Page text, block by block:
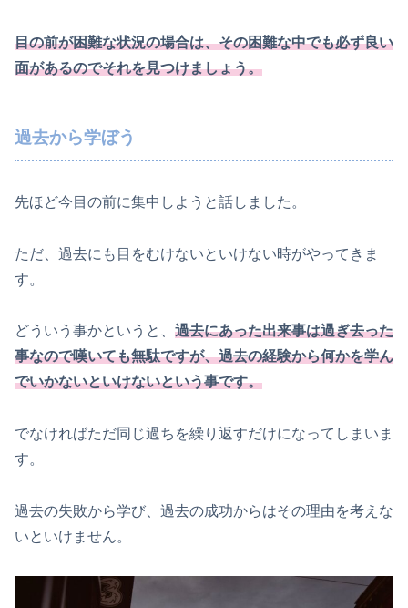
目の前が困難な状況の場合は、その困難な中でも必ず良い
面があるのでそれを見つけましょう。
過去から学ぼう
先ほど今目の前に集中しようと話しました。
ただ、過去にも目をむけないといけない時がやってきま
す。
どういう事かというと、 過去にあった出来事は過ぎ去った
事なので嘆いても無駄ですが、過去の経験から何かを学ん
でいかないといけないという事です。
でなければただ同じ過ちを繰り返すだけになってしまいま
す。
過去の失敗から学び、過去の成功からはその理由を考えな
いといけません。